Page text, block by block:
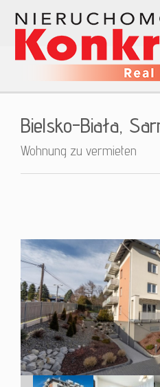
Bielsko-Biała,
Wohnung zu vermieten
−